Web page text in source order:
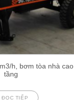
h, bơm tòa nhà cao
tầng
ĐỌC TIẾP